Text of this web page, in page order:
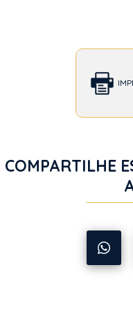
COMPARTILHE